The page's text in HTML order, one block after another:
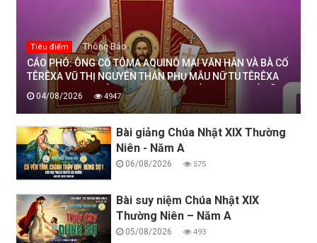
Tiêu điểm Thông Báo
CÁO PHÓ: ÔNG CỐ TÔMA AQUINÔ MAI VĂN HÂN VÀ BÀ CỐ
TÊRÊXA VŨ THỊ NGUYÊN THÂN PHỤ MẪU NỮ TU TÊRÊXA
MAI THỊ THỊNH, DÒNG MẾN THÁNH GIÁ THANH HOÁ ĐÃ
AN NGHỈ TRONG CHÚA, NGÀY 04/08/2026
04/08/2026 4947
Bài giảng Chúa Nhật XIX Thường
Niên - Năm A
06/08/2026 575
Bài suy niệm Chúa Nhật XIX
Thường Niên – Năm A
05/08/2026 493